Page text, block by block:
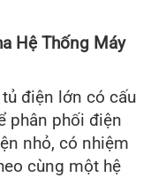
Hệ Thống Máy
điện lớn có cấu
phân phối điện
nhỏ, có nhiệm
cùng một hệ